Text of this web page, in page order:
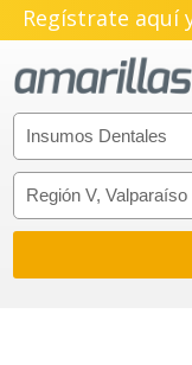
Regístrate aquí